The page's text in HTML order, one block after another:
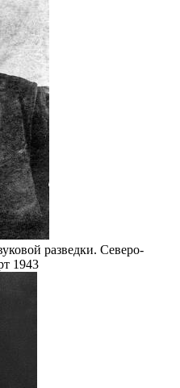
разведки. Северо-
1943